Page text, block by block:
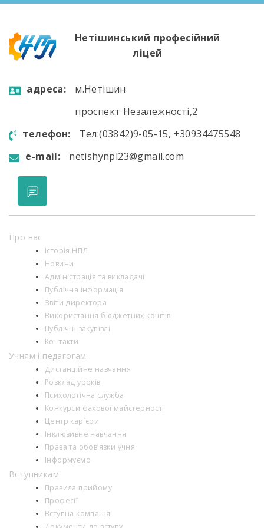
Нетішинський професійний
ліцей
aдресa:
м.Нетішин
проспект Незалежності,2
телефон:
Тел:(03842)9-05-15, +30934475548
e-mail:
netishynpl23@gmail.com
Про нас
Історія НПЛ
Новини
Адміністрація та викладачі
Публічна інформація
Звіти директора
Використання бюджетних коштів
Публічні закупівлі
Контакти
Учням і педагогам
Дистанційне навчання
Розклад уроків
Психологiчна служба
Конкурси фахової майстерності
Центр кар`єри
Інклюзивне навчання
Права та обов’язки учня
Інформуємо
Вступникам
Правила прийому
Професії
Вступна компанія